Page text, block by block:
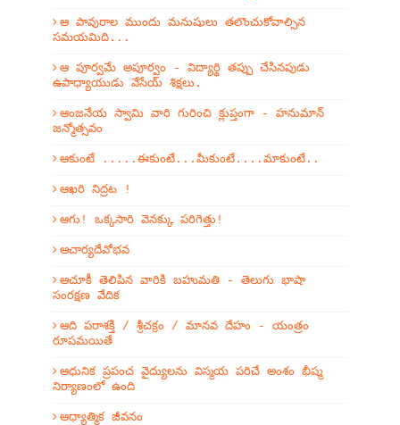
ఆ పావురాల ముందు మనుషులు తలొంచుకోవాల్సిన
సమయమిది...
ఆ పూర్వమే అపూర్వం - విద్యార్థి తప్పు చేసినపుడు
ఉపాధ్యాయుడు వేసేయ్ శిక్షలు.
ఆంజనేయ స్వామి వారి గురించి క్లుప్తంగా - హనుమాన్
జన్మోత్సవం
ఆకుంటే .....ఈకుంటే...మీకుంటే....మాకుంటే..
ఆఖరి నిద్రట !
ఆగు! ఒక్కసారి వెనక్కు పరిగెత్తు!
ఆచార్యదేవోభవ
ఆచూకీ తెలిపిన వారికి బహుమతి - తెలుగు భాషా
సంరక్షణ వేదిక
ఆది పరాశక్తి / శ్రీచక్రం / మానవ దేహం - యంత్రం
రూపమయితే
ఆధునిక ప్రపంచ వైద్యులను విస్మయ పరిచే అంశం భీష్మ
నిర్యాణంలో ఉంది
ఆధ్యాత్మిక జీవనం